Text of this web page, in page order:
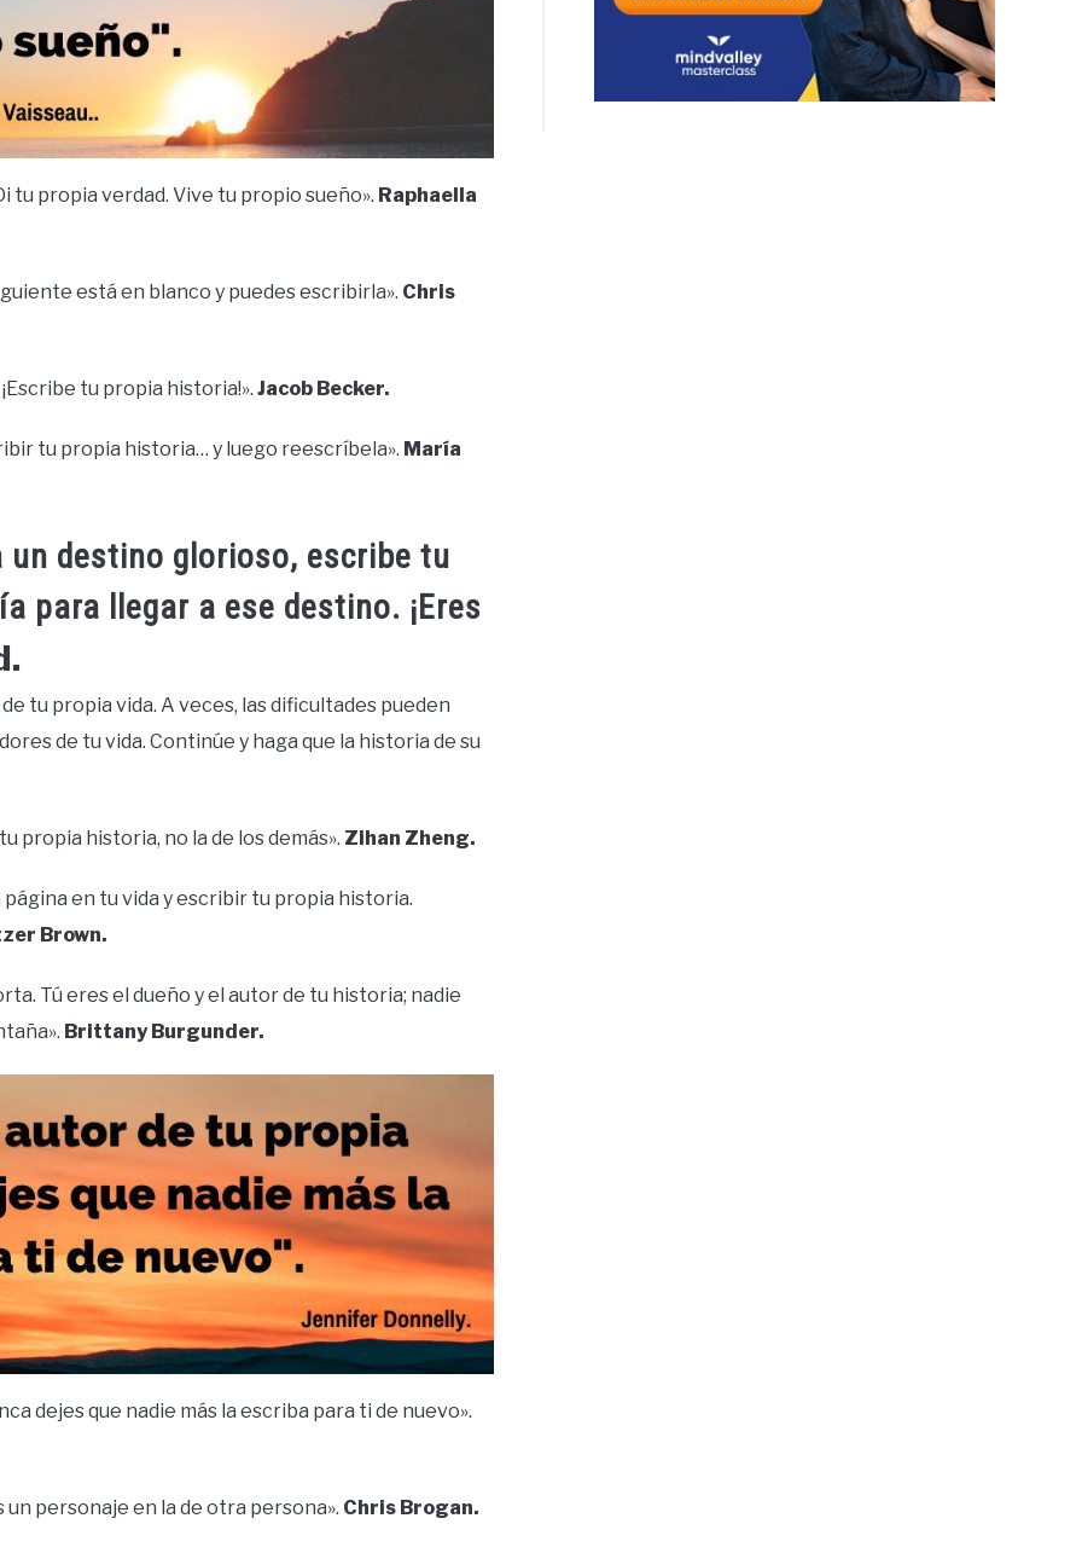
tu propia verdad. Vive tu propio sueño». Raphaella
está en blanco y puedes escribirla». Chris
tu propia historia!». Jacob Becker.
tu propia historia… y luego reescríbela». María
destino glorioso, escribe tu
para llegar a ese destino. ¡Eres
tu propia vida. A veces, las dificultades pueden
de tu vida. Continúe y haga que la historia de su
propia historia, no la de los demás». Zihan Zheng.
página en tu vida y escribir tu propia historia.
Brown.
Tú eres el dueño y el autor de tu historia; nadie
Brittany Burgunder.
dejes que nadie más la escriba para ti de nuevo».
personaje en la de otra persona». Chris Brogan.